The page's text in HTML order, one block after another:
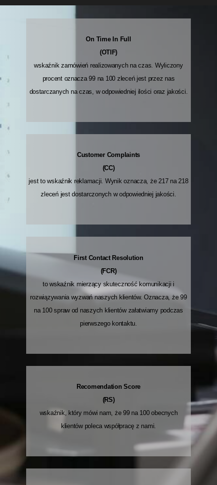
On Time In Full
(OTIF)
wskaźnik zamówień realizowanych na czas. Wyliczony
procent oznacza 99 na 100 zleceń jest przez nas
dostarczanych na czas, w odpowiedniej ilości oraz jakości.
Customer Complaints
(CC)
jest to wskaźnik reklamacji. Wynik oznacza, że 217 na 218
zleceń jest dostarczonych w odpowiedniej jakości.
First Contact Resolution
(FCR)
to wskaźnik mierzący skuteczność komunikacji i
rozwiązywania wyzwań naszych klientów. Oznacza, że 99
na 100 spraw od naszych klientów załatwiamy podczas
pierwszego kontaktu.
Recomendation Score
(RS)
wskaźnik, który mówi nam, że 99 na 100 obecnych
klientów poleca współpracę z nami.